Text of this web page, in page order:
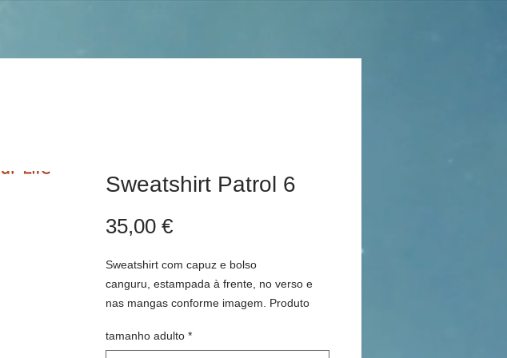
Sweatshirt Patrol 6
35,00 €Preço
Sweatshirt com capuz e bolso
canguru, estampada à frente, no verso e
nas mangas conforme imagem. Produto
tamanho adulto *